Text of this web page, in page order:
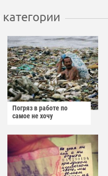
Погряз в работе по
самое не хочу